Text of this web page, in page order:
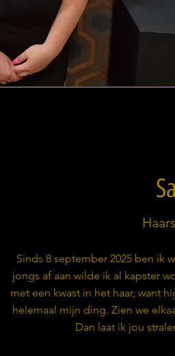
Sinds 8 september 2025 ben ik
jongs af aan wilde ik al kapster
met een kwast in het haar, want
helemaal mijn ding. Zien we
Dan laat ik jou